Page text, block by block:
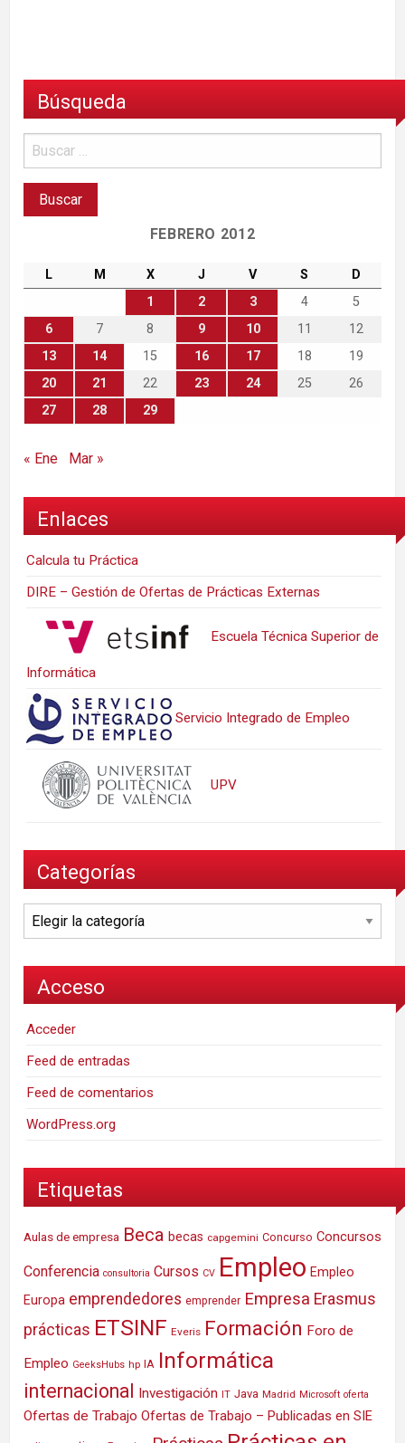
Búsqueda
FEBRERO 2012
L M X J V S
D
1
2 3 4
5
6
7 8 9 10 11
12
13
14 15 16 17 18
19
20
21 22 23 24 25
26
27
28 29
« Ene Mar »
Enlaces
Calcula tu Práctica
DIRE – Gestión de Ofertas de Prácticas Externas
Escuela Técnica Superior de
Informática
Servicio Integrado de Empleo
UPV
Categorías
Categorías
Acceso
Acceder
Feed de entradas
Feed de comentarios
WordPress.org
Etiquetas
Aulas de empresa Beca becas capgemini Concurso Concursos
Conferencia consultoria Cursos CV Empleo Empleo
Europa emprendedores emprender Empresa Erasmus
prácticas ETSINF Everis Formación Foro de
Empleo GeeksHubs hp IA Informática
internacional Investigación IT Java Madrid Microsoft oferta
Ofertas de Trabajo Ofertas de Trabajo – Publicadas en SIE